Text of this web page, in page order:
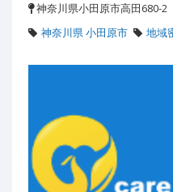
神奈川県小田原市高田680-2
神奈川県 小田原市
地域